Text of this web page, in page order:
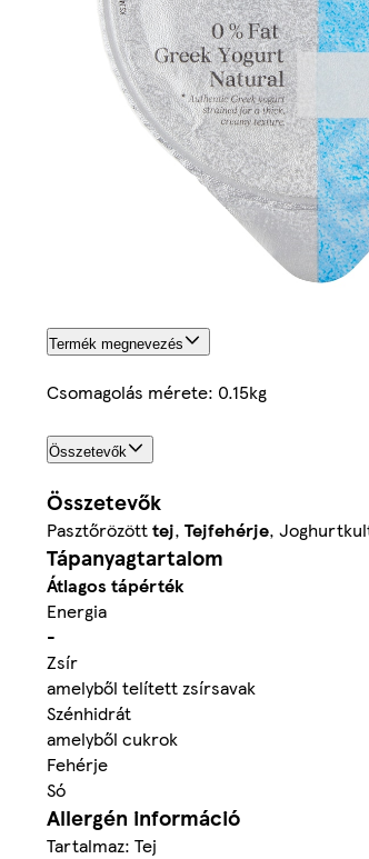
Termék megnevezés
Csomagolás mérete: 0.15kg
Összetevők
Összetevők
Pasztőrözötttej, Tejfehérje,
Tápanyagtartalom
Átlagos tápérték
Energia
-
Zsír
amelyből telített zsírsavak
Szénhidrát
amelyből cukrok
Fehérje
Só
Allergén információ
Tartalmaz: Tej